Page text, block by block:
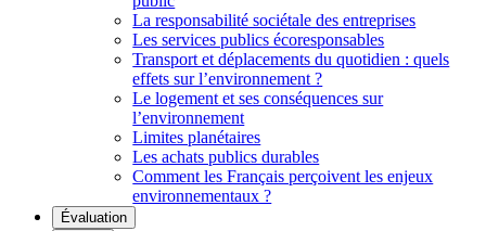
La responsabilité sociétale des entreprises
Les services publics écoresponsables
Transport et déplacements du quotidien : quels
effets sur l’environnement ?
Le logement et ses conséquences sur
l’environnement
Limites planétaires
Les achats publics durables
Comment les Français perçoivent les enjeux
environnementaux ?
Évaluation